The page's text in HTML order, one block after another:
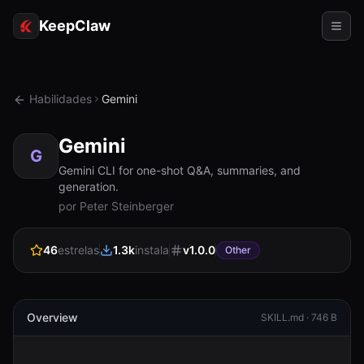
KeepClaw
Acesso ao token
Casos de uso
Preços
RECURSOS
Documentação
Habilidades Gemini
G Gemini
Gemini CLI for one-shot Q&A, summaries, and
generation.
por Peter Steinberger
46estrelas 1.3kinstala v1.0.0 Other
Overview SKILL.md · 746 B